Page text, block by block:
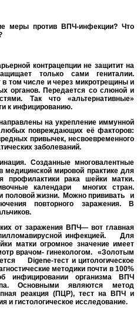
меры против ВПЧ-инфекции? Что
контрацепции не защитит на
только сами гениталии.
в том числе и через микротрещины и
органов. Передается со слюной и
Так что «альтернативные»
к инфицированию.
на укрепление иммунной
повреждающих её факторов:
привычек, несвоевременного
заболеваний.
Созданные многовалентные
мировой практике для
рака шейки матки.
календари
многих стран.
половой жизни. Можно прививать
и
повторного заражения. В
от заражения ВПЧ— вот главная
инфекцией.
Для
матки огромное значение имеет
врачом- гинекологом.
«Золотым
Digene-тест и цитологическое
методики почти в 100%
инфицировании организма ВПЧ
Основными являются метод
реакция (ПЦР), тест на ВПЧ и
и гистологическое исследование.